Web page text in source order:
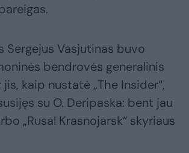
Sergejus Vasjutinas buvo
bendrovės generalinis
kaip nustatė „The Insider“,
su O. Deripaska: bent jau
„Rusal Krasnojarsk“ skyriaus